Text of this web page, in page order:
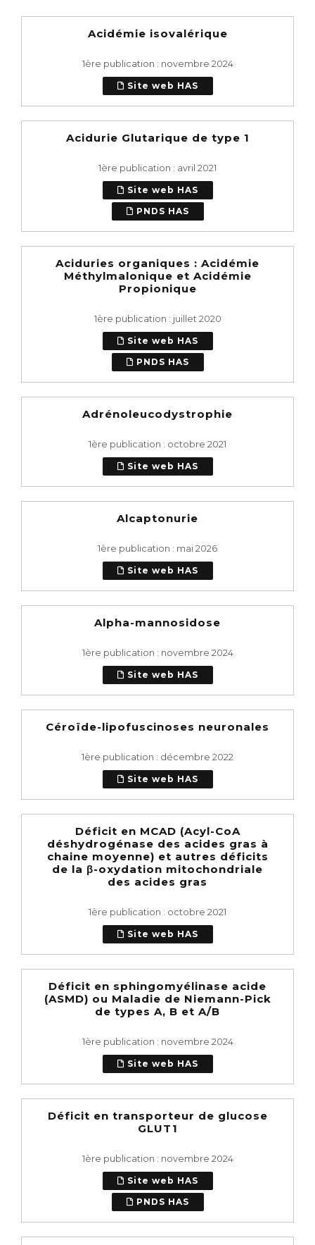
Acidémie isovalérique
1ère publication : novembre 2024
Site web HAS
Acidurie Glutarique de type 1
1ère publication : avril 2021
Site web HAS
PNDS HAS
Aciduries organiques : Acidémie
Méthylmalonique et Acidémie
Propionique
1ère publication : juillet 2020
Site web HAS
PNDS HAS
Adrénoleucodystrophie
1ère publication : octobre 2021
Site web HAS
Alcaptonurie
1ère publication : mai 2026
Site web HAS
Alpha-mannosidose
1ère publication : novembre 2024
Site web HAS
Céroïde-lipofuscinoses neuronales
1ère publication : décembre 2022
Site web HAS
Déficit en MCAD (Acyl-CoA
déshydrogénase des acides gras à
chaine moyenne) et autres déficits
de la β-oxydation mitochondriale
des acides gras
1ère publication : octobre 2021
Site web HAS
Déficit en sphingomyélinase acide
(ASMD) ou Maladie de Niemann-Pick
de types A, B et A/B
1ère publication : novembre 2024
Site web HAS
Déficit en transporteur de glucose
GLUT1
1ère publication : novembre 2024
Site web HAS
PNDS HAS